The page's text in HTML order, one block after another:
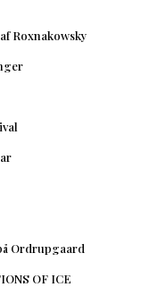
Roxnakowsky
Ordrupgaard
OF ICE